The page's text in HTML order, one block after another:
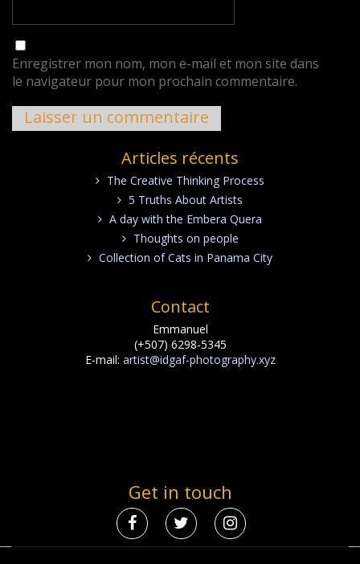
Enregistrer mon nom, mon e-mail et mon site dans
le navigateur pour mon prochain commentaire.
Articles récents
The Creative Thinking Process
5 Truths About Artists
A day with the Embera Quera
Thoughts on people
Collection of Cats in Panama City
Contact
Emmanuel
(+507) 6298-5345
E-mail: artist@idgaf-photography.xyz
Get in touch